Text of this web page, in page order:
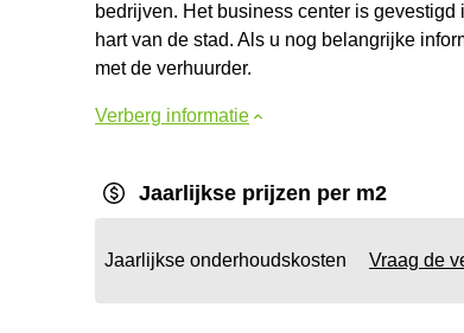
bedrijven. Het business center is
hart van de stad. Als u nog belangrijke
met de verhuurder.
Verberg informatie
Jaarlijkse prijzen per m2
Jaarlijkse onderhoudskosten Vraag de